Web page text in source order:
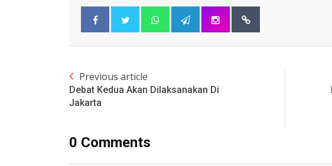
Previous article
Debat Kedua Akan Dilaksanakan Di
Jakarta
0 Comments